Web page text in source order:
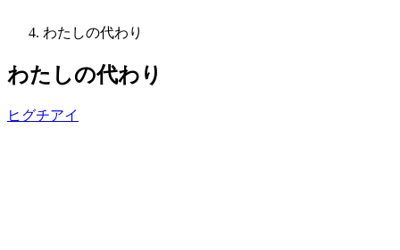
わたしの代わり
わたしの代わり
ヒグチアイ